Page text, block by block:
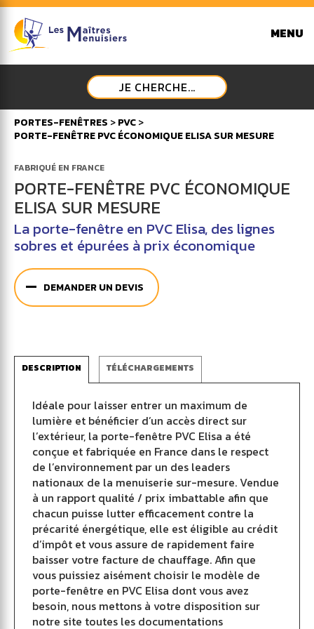
MENU
JE CHERCHE...
PORTES-FENÊTRES >PVC>
PORTE-FENÊTRE PVC ÉCONOMIQUE ELISA SUR MESURE
FABRIQUÉ EN FRANCE
PORTE-FENÊTRE PVC ÉCONOMIQUE
ELISA SUR MESURE
La porte-fenêtre en PVC Elisa, des lignes
sobres et épurées à prix économique
DEMANDER UN DEVIS
DESCRIPTION TÉLÉCHARGEMENTS
Idéale pour laisser entrer un maximum de
lumière et bénéficier d’un accès direct sur
l’extérieur, la porte-fenêtre PVC Elisa a été
conçue et fabriquée en France dans le respect
de l’environnement par un des leaders
nationaux de la menuiserie sur-mesure. Vendue
à un rapport qualité / prix imbattable afin que
chacun puisse lutter efficacement contre la
précarité énergétique, elle est éligible au crédit
d’impôt et vous assure de rapidement faire
baisser votre facture de chauffage. Afin que
vous puissiez aisément choisir le modèle de
porte-fenêtre en PVC Elisa dont vous avez
besoin, nous mettons à votre disposition sur
notre site toutes les documentations